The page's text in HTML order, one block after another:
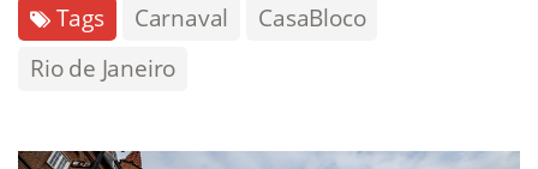
Tags Carnaval
CasaBloco
Rio de Janeiro